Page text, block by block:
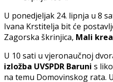
U ponedjeljak 24. lipnja u 8
Ivana Krstitelja bit će
Zagorska škrinjica, Mali
U 10 sati u vjeronaučnoj
izložba UVSPDR Baruni s
na temu Domovinskog rata.